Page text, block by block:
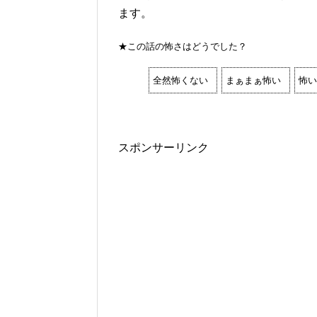
ます。
★この話の怖さはどうでした？
全然怖くない まぁまぁ怖い 怖い
スポンサーリンク